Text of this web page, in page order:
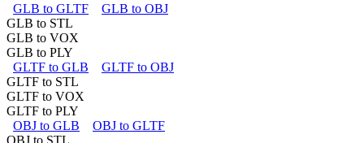
GLB to GLTF
GLB to OBJ
GLB to STL
GLB to VOX
GLB to PLY
GLTF to GLB
GLTF to OBJ
GLTF to STL
GLTF to VOX
GLTF to PLY
OBJ to GLB
OBJ to GLTF
OBJ to STL